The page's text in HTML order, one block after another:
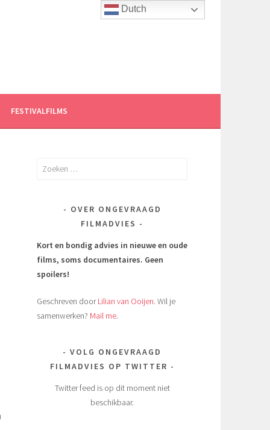
FESTIVALFILMS
Zoeken
OVER ONGEVRAAGD
FILMADVIES
Kort en bondig advies in nieuwe en oude
films, soms documentaires. Geen
spoilers!
Geschreven doorLilian van Ooijen. Wil je
samenwerken? Mail me.
VOLG ONGEVRAAGD
FILMADVIES OP TWITTER
Twitter feed is op dit moment niet
beschikbaar.
Dutch